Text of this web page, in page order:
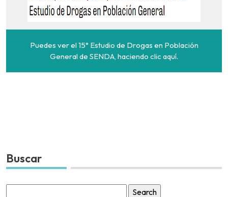
Puedes ver el 15° Estudio de Drogas en Población
General de SENDA, haciendo clic aquí.
Buscar